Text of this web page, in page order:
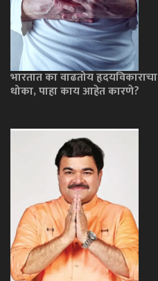
भारतात का वाढतोय हृदयविकाराचा
धोका, पाहा काय आहेत कारणे?